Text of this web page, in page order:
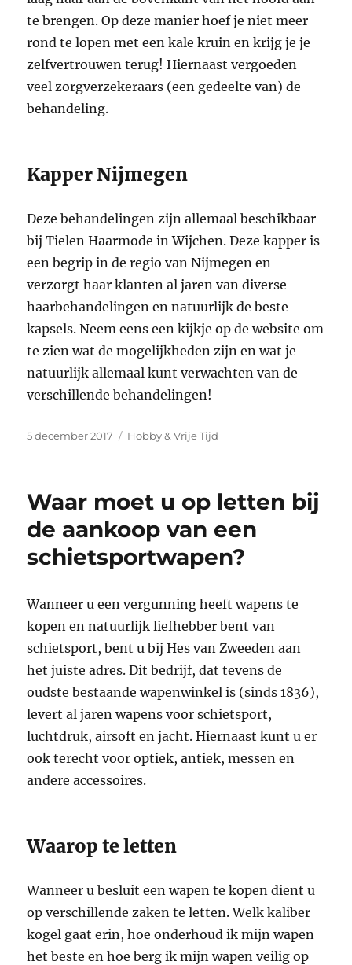
te brengen. Op deze manier hoef je niet meer
rond te lopen met een kale kruin en krijg je je
zelfvertrouwen terug! Hiernaast vergoeden
veel zorgverzekeraars (een gedeelte van) de
behandeling.
Kapper Nijmegen
Deze behandelingen zijn allemaal beschikbaar
bij Tielen Haarmode in Wijchen. Deze kapper is
een begrip in de regio van Nijmegen en
verzorgt haar klanten al jaren van diverse
haarbehandelingen en natuurlijk de beste
kapsels. Neem eens een kijkje op de website om
te zien wat de mogelijkheden zijn en wat je
natuurlijk allemaal kunt verwachten van de
verschillende behandelingen!
Geplaatst
5 december 2017 Categorieën
Hobby & Vrije Tijd
Waar moet u op letten bij
de aankoop van een
schietsportwapen?
Wanneer u een vergunning heeft wapens te
kopen en natuurlijk liefhebber bent van
schietsport, bent u bij Hes van Zweeden aan
het juiste adres. Dit bedrijf, dat tevens de
oudste bestaande wapenwinkel is (sinds 1836),
levert al jaren wapens voor schietsport,
luchtdruk, airsoft en jacht. Hiernaast kunt u er
ook terecht voor optiek, antiek, messen en
andere accessoires.
Waarop te letten
Wanneer u besluit een wapen te kopen dient u
op verschillende zaken te letten. Welk kaliber
kogel gaat erin, hoe onderhoud ik mijn wapen
het beste en hoe berg ik mijn wapen veilig op